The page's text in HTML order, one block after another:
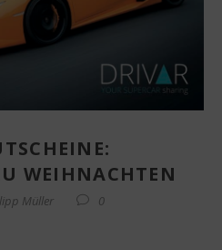
WEIHNACHTEN
Müller
0